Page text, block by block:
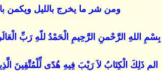
ومن شر ما يخرج بالليل ويكمن
بِسْمِ اللهِ الرَّحْمنِ الرَّحِيمِ الْحَمْدُ للّهِ رَبِّ
الم ذَلِكَ الْكِتَابُ لاَ رَيْبَ فِيهِ هُدًى لِّلْمُتَّقِينَ